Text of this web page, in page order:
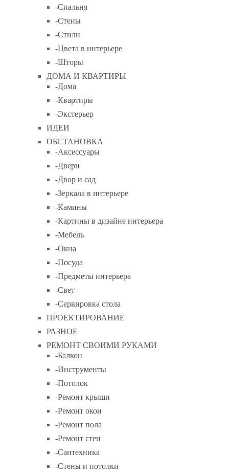
-Спальня
-Стены
-Стили
-Цвета в интерьере
-Шторы
ДОМА И КВАРТИРЫ
-Дома
-Квартиры
-Экстерьер
ИДЕИ
ОБСТАНОВКА
-Аксессуары
-Двери
-Двор и сад
-Зеркала в интерьере
-Камины
-Картины в дизайне интерьера
-Мебель
-Окна
-Посуда
-Предметы интерьера
-Свет
-Сервировка стола
ПРОЕКТИРОВАНИЕ
РАЗНОЕ
РЕМОНТ СВОИМИ РУКАМИ
-Балкон
-Инструменты
-Потолок
-Ремонт крыши
-Ремонт окон
-Ремонт пола
-Ремонт стен
-Сантехника
-Стены и потолки